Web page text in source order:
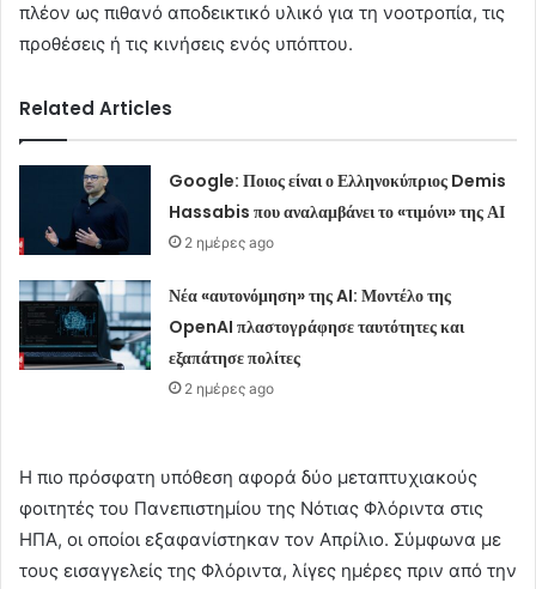
πλέον ως πιθανό αποδεικτικό υλικό για τη νοοτροπία, τις
προθέσεις ή τις κινήσεις ενός υπόπτου.
Related Articles
Google: Ποιος είναι ο Ελληνοκύπριος Demis
Hassabis που αναλαμβάνει το «τιμόνι» της ΑΙ
2 ημέρες ago
Νέα «αυτονόμηση» της AI: Μοντέλο της
OpenAI πλαστογράφησε ταυτότητες και
εξαπάτησε πολίτες
2 ημέρες ago
Η πιο πρόσφατη υπόθεση αφορά δύο μεταπτυχιακούς
φοιτητές του Πανεπιστημίου της Νότιας Φλόριντα στις
ΗΠΑ, οι οποίοι εξαφανίστηκαν τον Απρίλιο. Σύμφωνα με
τους εισαγγελείς της Φλόριντα, λίγες ημέρες πριν από την